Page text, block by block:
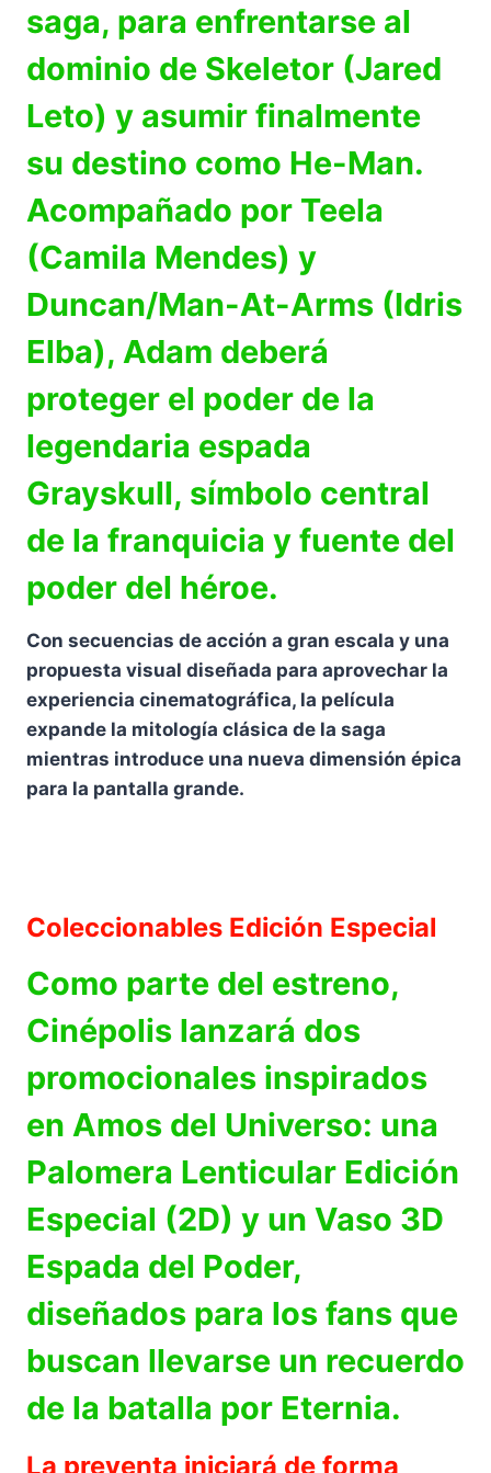
saga, para enfrentarse al
dominio de Skeletor (Jared
Leto) y asumir finalmente
su destino como He-Man.
Acompañado por Teela
(Camila Mendes) y
Duncan/Man-At-Arms (Idris
Elba), Adam deberá
proteger el poder de la
legendaria espada
Grayskull, símbolo central
de la franquicia y fuente del
poder del héroe.
Con secuencias de acción a gran escala y una
propuesta visual diseñada para aprovechar la
experiencia cinematográfica, la película
expande la mitología clásica de la saga
mientras introduce una nueva dimensión épica
para la pantalla grande.
Coleccionables Edición Especial
Como parte del estreno,
Cinépolis lanzará dos
promocionales inspirados
en Amos del Universo: una
Palomera Lenticular Edición
Especial (2D) y un Vaso 3D
Espada del Poder,
diseñados para los fans que
buscan llevarse un recuerdo
de la batalla por Eternia.
La preventa iniciará de forma